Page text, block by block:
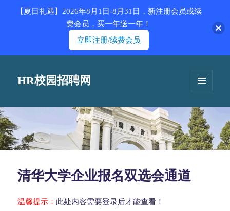
HR校园招聘网
清华大学企业报名双选会通道
温馨提示： 此处内容需要登录后才能查看！
【夏日礼遇】2026年8月1日-8月31日，新注册会员或续
费会员，买一年送一年！
立即注册/续费会员